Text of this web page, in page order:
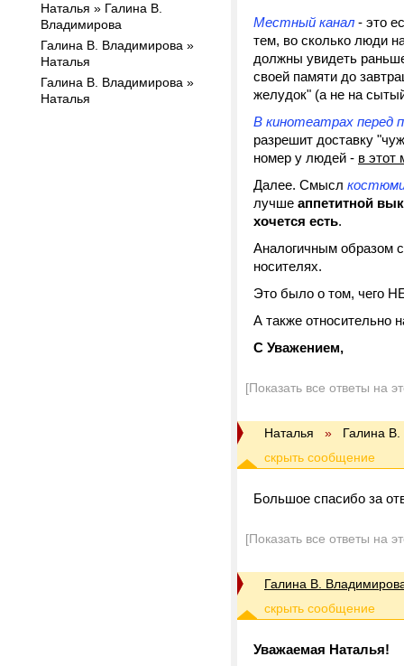
Наталья » Галина В.
Владимирова
Галина В. Владимирова »
Наталья
Галина В. Владимирова »
Наталья
Местный канал - это
тем, во сколько люди
должны увидеть
своей памяти до
желудок" (а не на
В кинотеатрах перед
разрешит доставку
номер у людей - в этот
Далее. Смысл
лучше аппетитной
хочется есть.
Аналогичным образом
носителях.
Это было о том, чего
А также относительно
С Уважением,
[Показать все ответы на
Наталья » Галина
Большое спасибо за
[Показать все ответы на
Галина В.
Уважаемая Наталья!